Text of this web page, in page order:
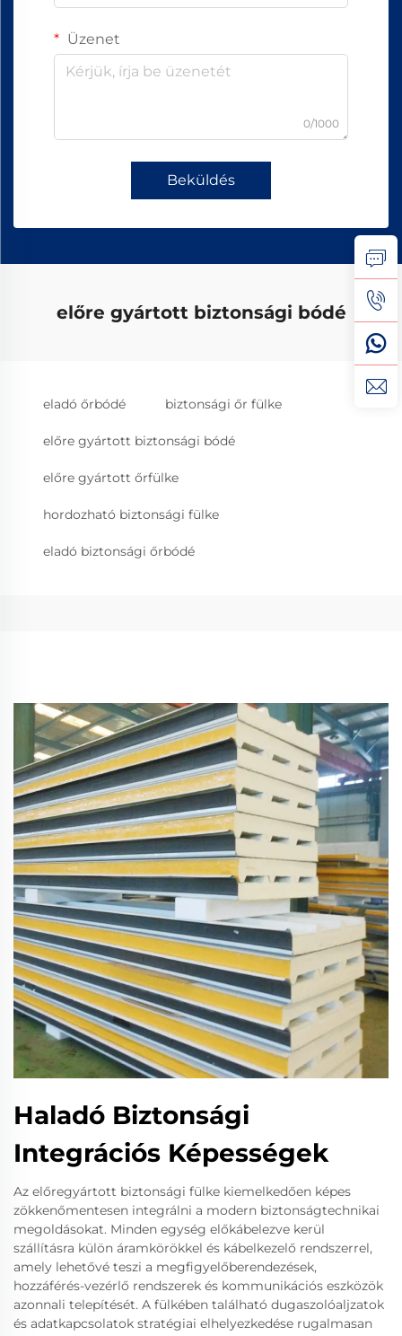
Üzenet
0/1000
Beküldés
előre gyártott biztonsági bódé
eladó őrbódé biztonsági őr fülke
előre gyártott biztonsági bódé
előre gyártott őrfülke
hordozható biztonsági fülke
eladó biztonsági őrbódé
Haladó Biztonsági
Integrációs Képességek
Az előregyártott biztonsági fülke kiemelkedően képes
zökkenőmentesen integrálni a modern biztonságtechnikai
megoldásokat. Minden egység előkábelezve kerül
szállításra külön áramkörökkel és kábelkezelő rendszerrel,
amely lehetővé teszi a megfigyelőberendezések,
hozzáférés-vezérlő rendszerek és kommunikációs eszközök
azonnali telepítését. A fülkében található dugaszolóaljzatok
és adatkapcsolatok stratégiai elhelyezkedése rugalmasan